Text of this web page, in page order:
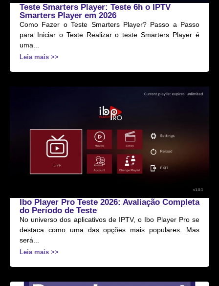
Teste Smarters Player: Teste 6h o IPTV
Smarters Player em 2026
Como Fazer o Teste Smarters Player? Passo a Passo
para Iniciar o Teste Realizar o teste Smarters Player é
uma...
Leia mais >>
Ibo Player Pro Teste 2026: Avaliação Completa
do Período de Teste
No universo dos aplicativos de IPTV, o Ibo Player Pro se
destaca como uma das opções mais populares. Mas
será...
Leia mais >>